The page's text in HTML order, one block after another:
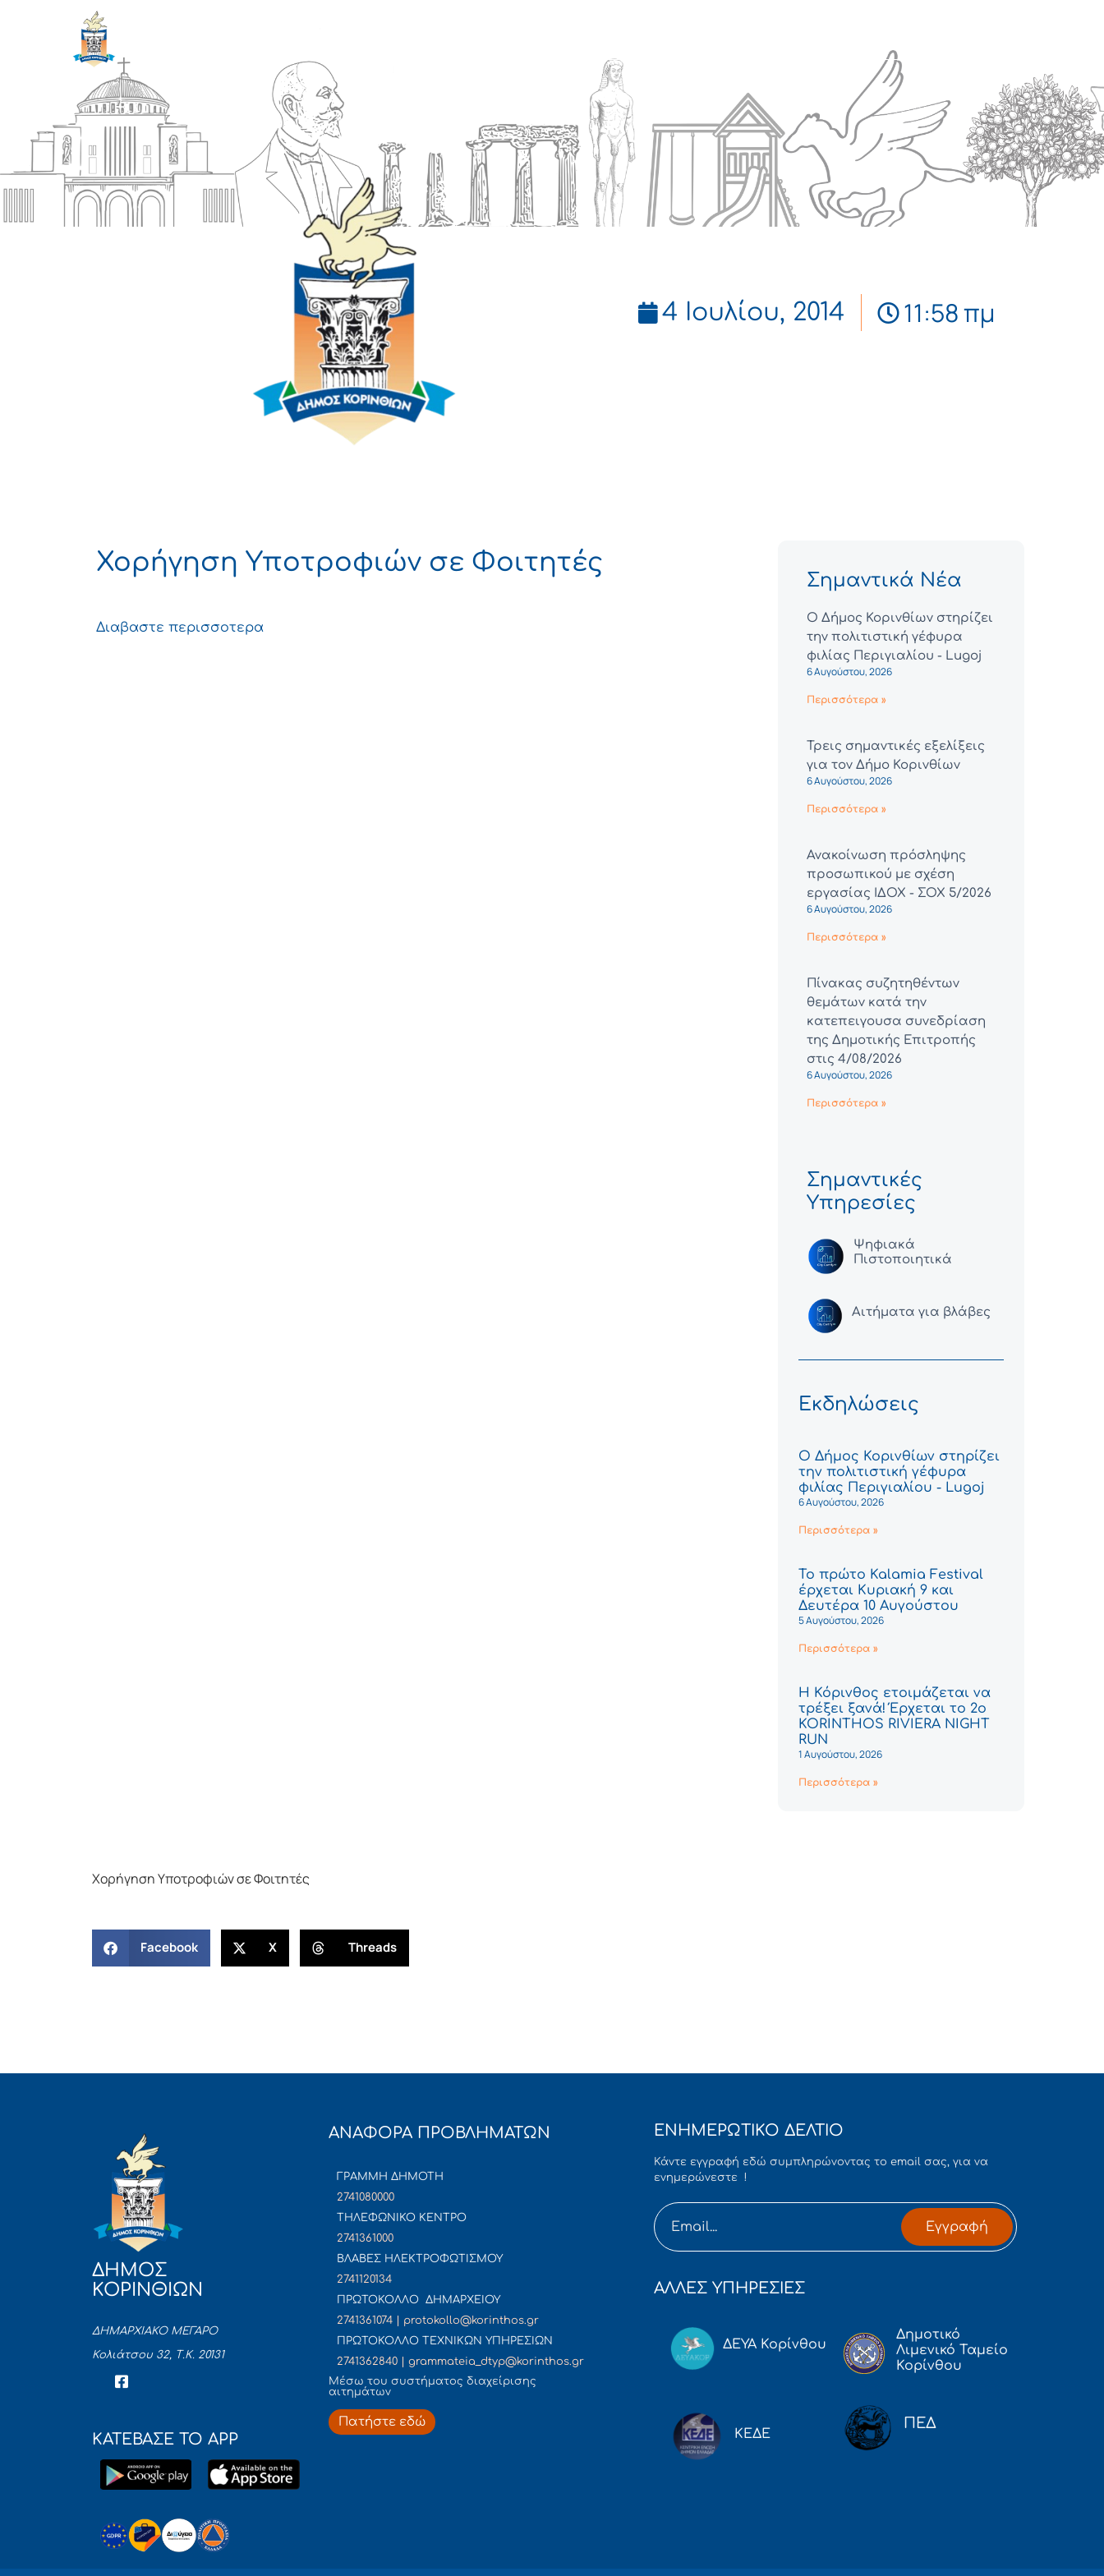
4 Ιουλίου, 2014 11:58 πμ
Χορήγηση Υποτροφιών σε Φοιτητές
Διαβαστε περισσοτερα
Σημαντικά Νέα
Ο Δήμος Κορινθίων στηρίζει
την πολιτιστική γέφυρα
φιλίας Περιγιαλίου - Lugoj
6 Αυγούστου, 2026
Περισσότερα »
Τρεις σημαντικές εξελίξεις
για τον Δήμο Κορινθίων
6 Αυγούστου, 2026
Περισσότερα »
Ανακοίνωση πρόσληψης
προσωπικού με σχέση
εργασίας ΙΔΟΧ - ΣΟΧ 5/2026
6 Αυγούστου, 2026
Περισσότερα »
Πίνακας συζητηθέντων
θεμάτων κατά την
κατεπειγουσα συνεδρίαση
της Δημοτικής Επιτροπής
στις 4/08/2026
6 Αυγούστου, 2026
Περισσότερα »
Σημαντικές
Υπηρεσίες
Ψηφιακά
Πιστοποιητικά
Αιτήματα για βλάβες
Εκδηλώσεις
Ο Δήμος Κορινθίων στηρίζει
την πολιτιστική γέφυρα
φιλίας Περιγιαλίου - Lugoj
6 Αυγούστου, 2026
Περισσότερα »
Το πρώτο Kalamia Festival
έρχεται Κυριακή 9 και
Δευτέρα 10 Αυγούστου
5 Αυγούστου, 2026
Περισσότερα »
Η Κόρινθος ετοιμάζεται να
τρέξει ξανά! Έρχεται το 2ο
KORINTHOS RIVIERA NIGHT
RUN
1 Αυγούστου, 2026
Περισσότερα »
Χορήγηση Υποτροφιών σε Φοιτητές
Facebook X Threads
ΔΗΜΟΣ
ΚΟΡΙΝΘΙΩΝ
ΔΗΜΑΡΧΙΑΚΟ ΜΕΓΑΡΟ
Κολιάτσου 32, Τ.Κ. 20131
ΚΑΤΕΒΑΣΕ ΤΟ APP
ΑΝΑΦΟΡΑ ΠΡΟΒΛΗΜΑΤΩΝ
ΓΡΑΜΜΗ ΔΗΜΟΤΗ
2741080000
ΤΗΛΕΦΩΝΙΚΟ ΚΕΝΤΡΟ
2741361000
ΒΛΑΒΕΣ ΗΛΕΚΤΡΟΦΩΤΙΣΜΟΥ
2741120134
ΠΡΩΤΟΚΟΛΛΟ ΔΗΜΑΡΧΕΙΟΥ
2741361074 | protokollo@korinthos.gr
ΠΡΩΤΟΚΟΛΛΟ ΤΕΧΝΙΚΩΝ ΥΠΗΡΕΣΙΩΝ
2741362840 | grammateia_dtyp@korinthos.gr
Mέσω του συστήματος διαχείρισης
αιτημάτων
Πατήστε εδώ
ΕΝΗΜΕΡΩΤΙΚΟ ΔΕΛΤΙΟ
Κάντε εγγραφή εδώ συμπληρώνοντας το email σας, για να
ενημερώνεστε !
Εγγραφή
ΑΛΛΕΣ ΥΠΗΡΕΣΙΕΣ
ΔΕΥΑ Κορίνθου
Δημοτικό
Λιμενικό Ταμείο
Κορίνθου
ΚΕΔΕ
ΠΕΔ